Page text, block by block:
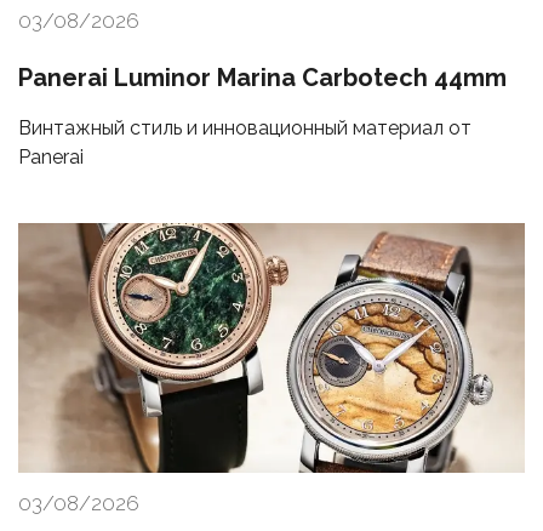
03/08/2026
Panerai Luminor Marina Carbotech 44mm
Винтажный стиль и инновационный материал от
Panerai
03/08/2026